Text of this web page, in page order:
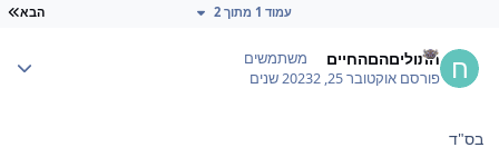
הבא עמוד 1 מתוך 2
חתוליםהםהחיים משתמשים
פורסםאוקטובר 25, 2023 2 שנים
בס"ד